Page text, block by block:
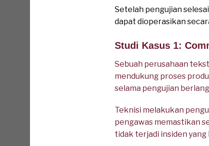
Setelah pengujian
dapat dioperasikan
Studi Kasus 1:
Sebuah perusahaan
mendukung proses
selama pengujian
Teknisi melakukan
pengawas memastikan
tidak terjadi insiden